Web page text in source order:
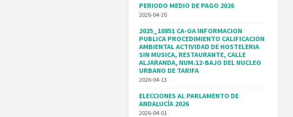
PERIODO MEDIO DE PAGO 2026
2026-04-20
2025_10851 CA-OA INFORMACION
PUBLICA PROCEDIMIENTO CALIFICACION
AMBIENTAL ACTIVIDAD DE HOSTELERIA
SIN MUSICA, RESTAURANTE, CALLE
ALJARANDA, NUM.12-BAJO DEL NUCLEO
URBANO DE TARIFA
2026-04-13
ELECCIONES AL PARLAMENTO DE
ANDALUCÍA 2026
2026-04-01